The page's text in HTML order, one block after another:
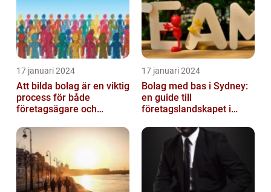
17 januari 2024
Att bilda bolag är en viktig
process för både
företagsägare och
etablera en ...
17 januari 2024
Bolag med bas i Sydney:
en guide till
företagslandskapet i
stad